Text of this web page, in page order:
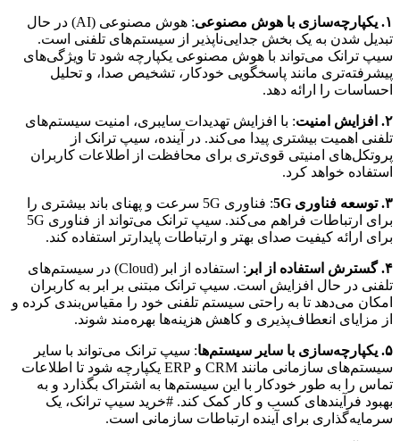
۱. یکپارچه‌سازی با هوش مصنوعی
: هوش مصنوعی (AI) در حال
تبدیل شدن به یک بخش جدایی‌ناپذیر از سیستم‌های تلفنی است.
سیپ ترانک می‌تواند با هوش مصنوعی یکپارچه شود تا ویژگی‌های
پیشرفته‌تری مانند پاسخگویی خودکار، تشخیص صدا، و تحلیل
احساسات را ارائه دهد.
۲. افزایش امنیت
: با افزایش تهدیدات سایبری، امنیت سیستم‌های
تلفنی اهمیت بیشتری پیدا می‌کند. در آینده، سیپ ترانک از
پروتکل‌های امنیتی قوی‌تری برای محافظت از اطلاعات کاربران
استفاده خواهد کرد.
۳. توسعه فناوری 5G
: فناوری 5G سرعت و پهنای باند بیشتری را
برای ارتباطات فراهم می‌کند. سیپ ترانک می‌تواند از فناوری 5G
برای ارائه کیفیت صدای بهتر و ارتباطات پایدارتر استفاده کند.
۴. گسترش استفاده از ابر
: استفاده از ابر (Cloud) در سیستم‌های
تلفنی در حال افزایش است. سیپ ترانک مبتنی بر ابر به کاربران
امکان می‌دهد تا به راحتی سیستم تلفنی خود را مقیاس‌بندی کرده و
از مزایای انعطاف‌پذیری و کاهش هزینه‌ها بهره‌مند شوند.
۵. یکپارچه‌سازی با سایر سیستم‌ها
: سیپ ترانک می‌تواند با سایر
سیستم‌های سازمانی مانند CRM و ERP یکپارچه شود تا اطلاعات
تماس را به طور خودکار با این سیستم‌ها به اشتراک بگذارد و به
بهبود فرآیندهای کسب و کار کمک کند. #خرید سیپ ترانک، یک
سرمایه‌گذاری برای آینده ارتباطات سازمانی است.